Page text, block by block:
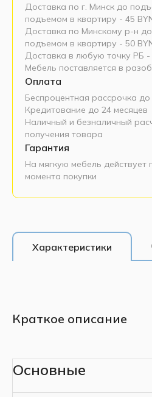
Доставка по г. Минск до
подъемом в квартиру - 45
Доставка по Минскому р-н
подъемом в квартиру - 50
Доставка в любую точку РБ -
Мебель поставляется в
Оплата
Беспроцентная рассрочка до
Кредитование до 24 месяцев
Наличный и безналичный
получения товара
Гарантия
На мягкую мебель действует
момента покупки
Характеристики
Краткое описание
Основные